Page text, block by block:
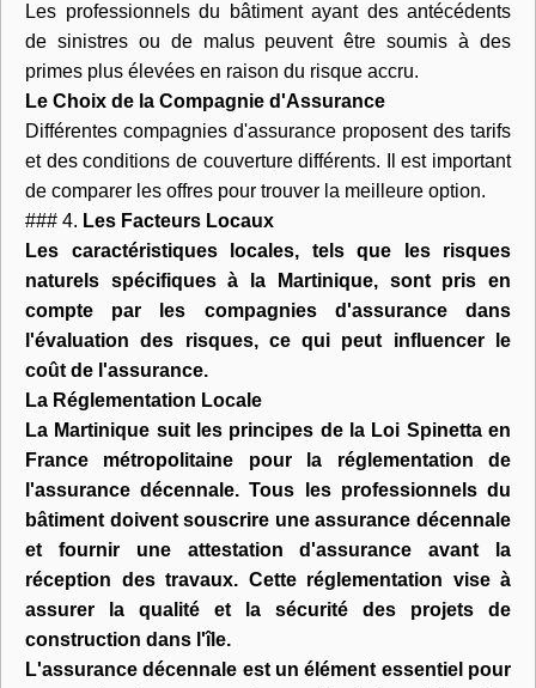
Les professionnels du bâtiment ayant des antécédents
de sinistres ou de malus peuvent être soumis à des
primes plus élevées en raison du risque accru.
Le Choix de la Compagnie d'Assurance
Différentes compagnies d'assurance proposent des tarifs
et des conditions de couverture différents. Il est important
de comparer les offres pour trouver la meilleure option.
### 4. Les Facteurs Locaux
Les caractéristiques locales, tels que les risques
naturels spécifiques à la Martinique, sont pris en
compte par les compagnies d'assurance dans
l'évaluation des risques, ce qui peut influencer le
coût de l'assurance.
La Réglementation Locale
La Martinique suit les principes de la Loi Spinetta en
France métropolitaine pour la réglementation de
l'assurance décennale. Tous les professionnels du
bâtiment doivent souscrire une assurance décennale
et fournir une attestation d'assurance avant la
réception des travaux. Cette réglementation vise à
assurer la qualité et la sécurité des projets de
construction dans l'île.
L'assurance décennale est un élément essentiel pour